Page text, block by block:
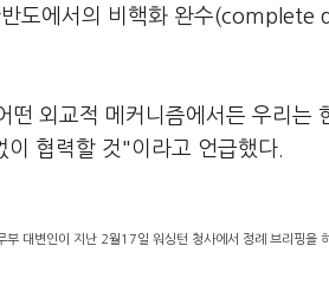
반도에서의 비핵화 완수
외교적 메커니즘에서든 우리는
협력할 것"이라고 언급했다.
부 대변인이 지난 2월17일 워싱턴 청사에서 정례 브리핑을